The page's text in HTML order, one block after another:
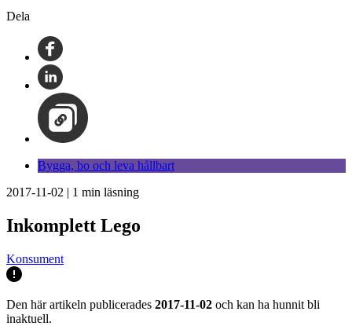
Dela
Bygga, bo och leva hållbart
2017-11-02 | 1 min läsning
Inkomplett Lego
Konsument
Den här artikeln publicerades 2017-11-02 och kan ha hunnit bli
inaktuell.